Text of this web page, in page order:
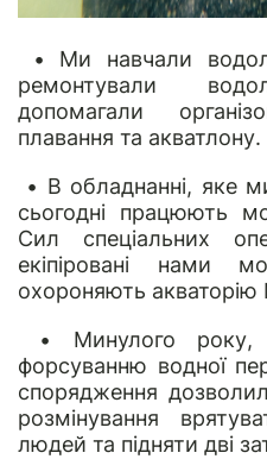
• Ми навчали
ремонтували
допомагали
плавання та акватлону.
• В обладнанні, яке
сьогодні працюють
Сил спеціальних
екіпіровані нами
охороняють акваторію
• Минулого року,
форсуванню водної
спорядження
розмінування
людей та підняти дві